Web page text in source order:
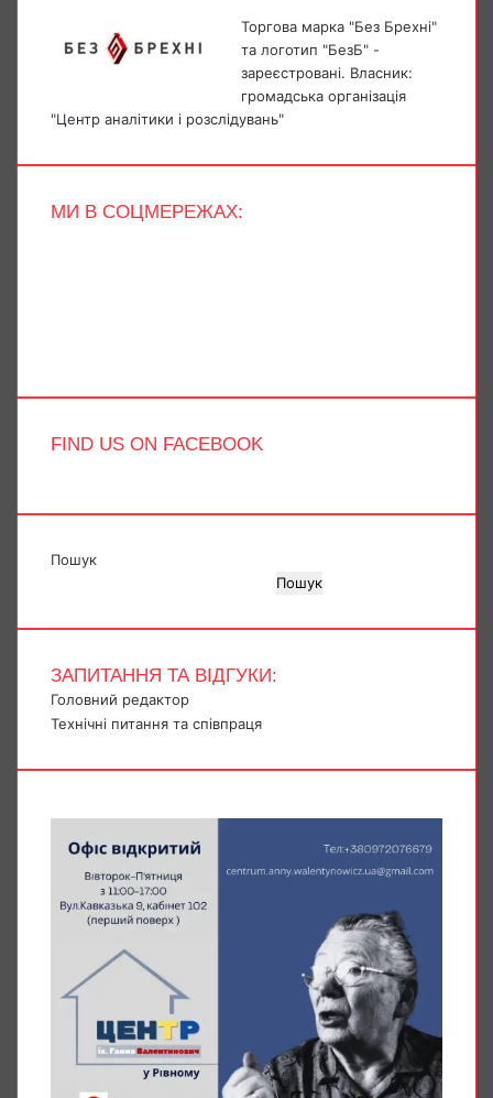
Торгова марка "Без Брехні"
та логотип "БезБ" -
зареєстровані. Власник:
громадська організація
"Центр аналітики і розслідувань"
МИ В СОЦМЕРЕЖАХ:
FIND US ON FACEBOOK
Пошук
Пошук
ЗАПИТАННЯ ТА ВІДГУКИ:
Головний редактор
Технічні питання та співпраця